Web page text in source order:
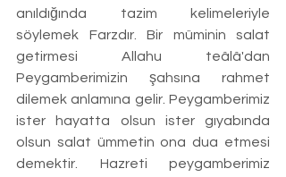
anıldığında tazim kelimeleriyle
söylemek Farzdır. Bir müminin salat
getirmesi Allahu teâlâ'dan
Peygamberimizin şahsına rahmet
dilemek anlamına gelir. Peygamberimiz
ister hayatta olsun ister gıyabında
olsun salat ümmetin ona dua etmesi
demektir. Hazreti peygamberimiz